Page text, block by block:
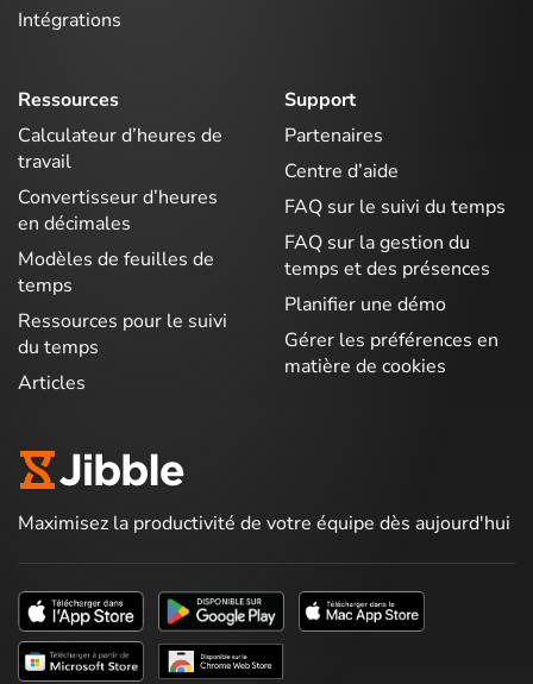
Intégrations
Ressources
Calculateur d’heures de
travail
Convertisseur d’heures
en décimales
Modèles de feuilles de
temps
Ressources pour le suivi
du temps
Articles
Support
Partenaires
Centre d’aide
FAQ sur le suivi du temps
FAQ sur la gestion du
temps et des présences
Planifier une démo
Gérer les préférences en
matière de cookies
Maximisez la productivité de votre équipe dès aujourd'hui